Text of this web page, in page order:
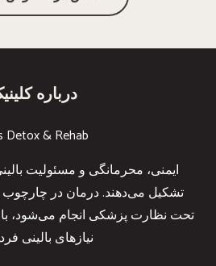
درباره
Detox & Rehab
ایمنی، محرمانگی و مسئولیت
تشکیل می‌دهند. درمان در
تحت نظارت پزشکی انجام می‌شود، با
نیازهای بالینی